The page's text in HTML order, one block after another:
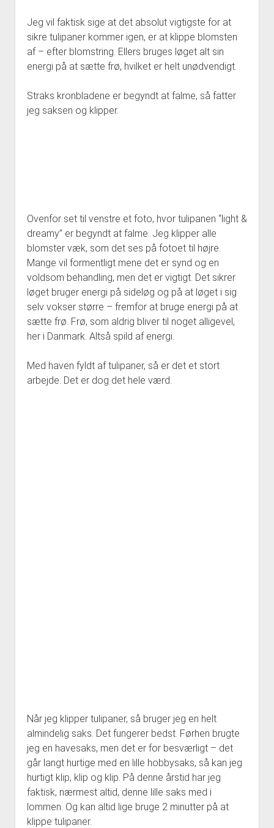
Jeg vil faktisk sige at det absolut vigtigste for at
sikre tulipaner kommer igen, er at klippe blomsten
af – efter blomstring. Ellers bruges løget alt sin
energi på at sætte frø, hvilket er helt unødvendigt.
Straks kronbladene er begyndt at falme, så fatter
jeg saksen og klipper.
Ovenfor set til venstre et foto, hvor tulipanen “light &
dreamy” er begyndt at falme. Jeg klipper alle
blomster væk, som det ses på fotoet til højre.
Mange vil formentligt mene det er synd og en
voldsom behandling, men det er vigtigt. Det sikrer
løget bruger energi på sideløg og på at løget i sig
selv vokser større – fremfor at bruge energi på at
sætte frø. Frø, som aldrig bliver til noget alligevel,
her i Danmark. Altså spild af energi.
Med haven fyldt af tulipaner, så er det et stort
arbejde. Det er dog det hele værd.
Når jeg klipper tulipaner, så bruger jeg en helt
almindelig saks. Det fungerer bedst. Førhen brugte
jeg en havesaks, men det er for besværligt – det
går langt hurtige med en lille hobbysaks, så kan jeg
hurtigt klip, klip og klip. På denne årstid har jeg
faktisk, nærmest altid, denne lille saks med i
lommen. Og kan altid lige bruge 2 minutter på at
klippe tulipaner.